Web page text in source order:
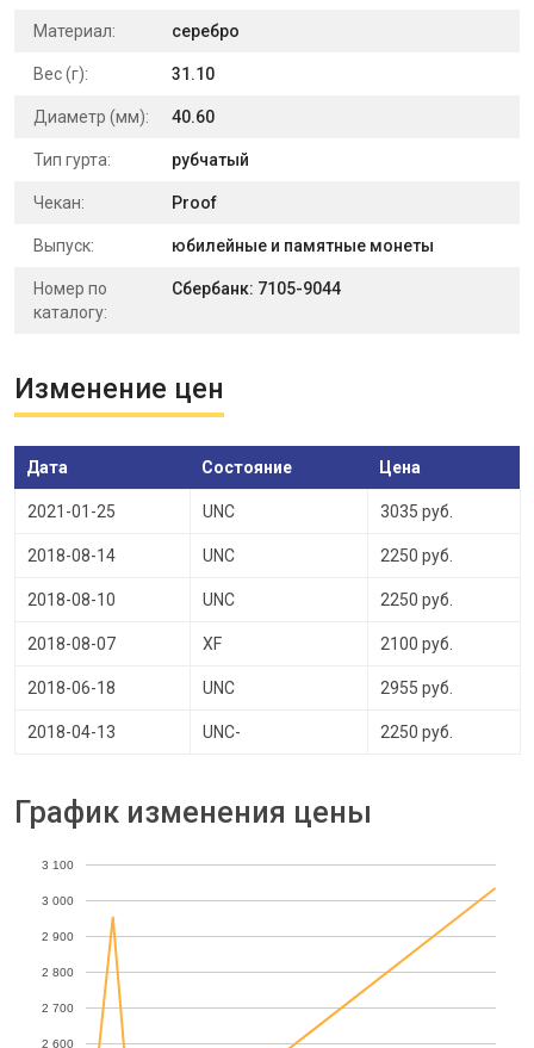
Материал: серебро
Вес (г): 31.10
Диаметр (мм): 40.60
Тип гурта: рубчатый
Чекан: Proof
Выпуск: юбилейные и памятные монеты
Номер по
каталогу:
Сбербанк: 7105-9044
Изменение цен
Дата Состояние Цена
2021-01-25 UNC 3035 руб.
2018-08-14 UNC 2250 руб.
2018-08-10 UNC 2250 руб.
2018-08-07 XF 2100 руб.
2018-06-18 UNC 2955 руб.
2018-04-13 UNC- 2250 руб.
График изменения цены
2 600
2 700
2 800
2 900
3 000
3 100